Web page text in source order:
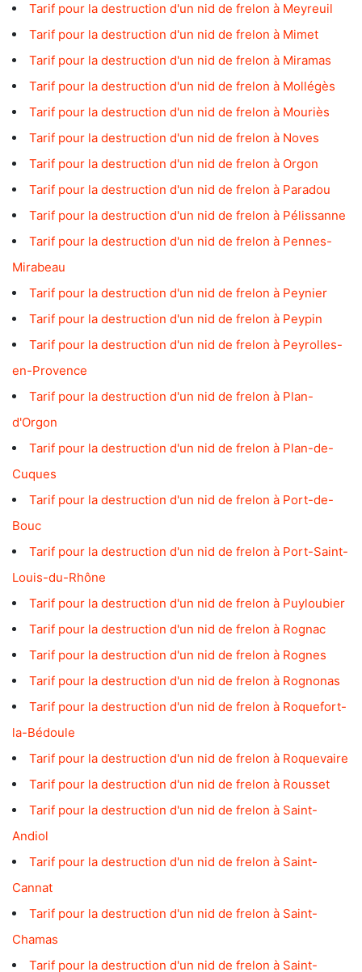
Tarif pour la destruction d'un nid de frelon à Meyreuil
Tarif pour la destruction d'un nid de frelon à Mimet
Tarif pour la destruction d'un nid de frelon à Miramas
Tarif pour la destruction d'un nid de frelon à Mollégès
Tarif pour la destruction d'un nid de frelon à Mouriès
Tarif pour la destruction d'un nid de frelon à Noves
Tarif pour la destruction d'un nid de frelon à Orgon
Tarif pour la destruction d'un nid de frelon à Paradou
Tarif pour la destruction d'un nid de frelon à Pélissanne
Tarif pour la destruction d'un nid de frelon à Pennes-
Mirabeau
Tarif pour la destruction d'un nid de frelon à Peynier
Tarif pour la destruction d'un nid de frelon à Peypin
Tarif pour la destruction d'un nid de frelon à Peyrolles-
en-Provence
Tarif pour la destruction d'un nid de frelon à Plan-
d'Orgon
Tarif pour la destruction d'un nid de frelon à Plan-de-
Cuques
Tarif pour la destruction d'un nid de frelon à Port-de-
Bouc
Tarif pour la destruction d'un nid de frelon à Port-Saint-
Louis-du-Rhône
Tarif pour la destruction d'un nid de frelon à Puyloubier
Tarif pour la destruction d'un nid de frelon à Rognac
Tarif pour la destruction d'un nid de frelon à Rognes
Tarif pour la destruction d'un nid de frelon à Rognonas
Tarif pour la destruction d'un nid de frelon à Roquefort-
la-Bédoule
Tarif pour la destruction d'un nid de frelon à Roquevaire
Tarif pour la destruction d'un nid de frelon à Rousset
Tarif pour la destruction d'un nid de frelon à Saint-
Andiol
Tarif pour la destruction d'un nid de frelon à Saint-
Cannat
Tarif pour la destruction d'un nid de frelon à Saint-
Chamas
Tarif pour la destruction d'un nid de frelon à Saint-